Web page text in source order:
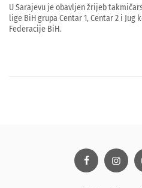
U Sarajevu je obavljen žrijeb
lige BiH grupa Centar 1, Centar 2 i
Federacije BiH.